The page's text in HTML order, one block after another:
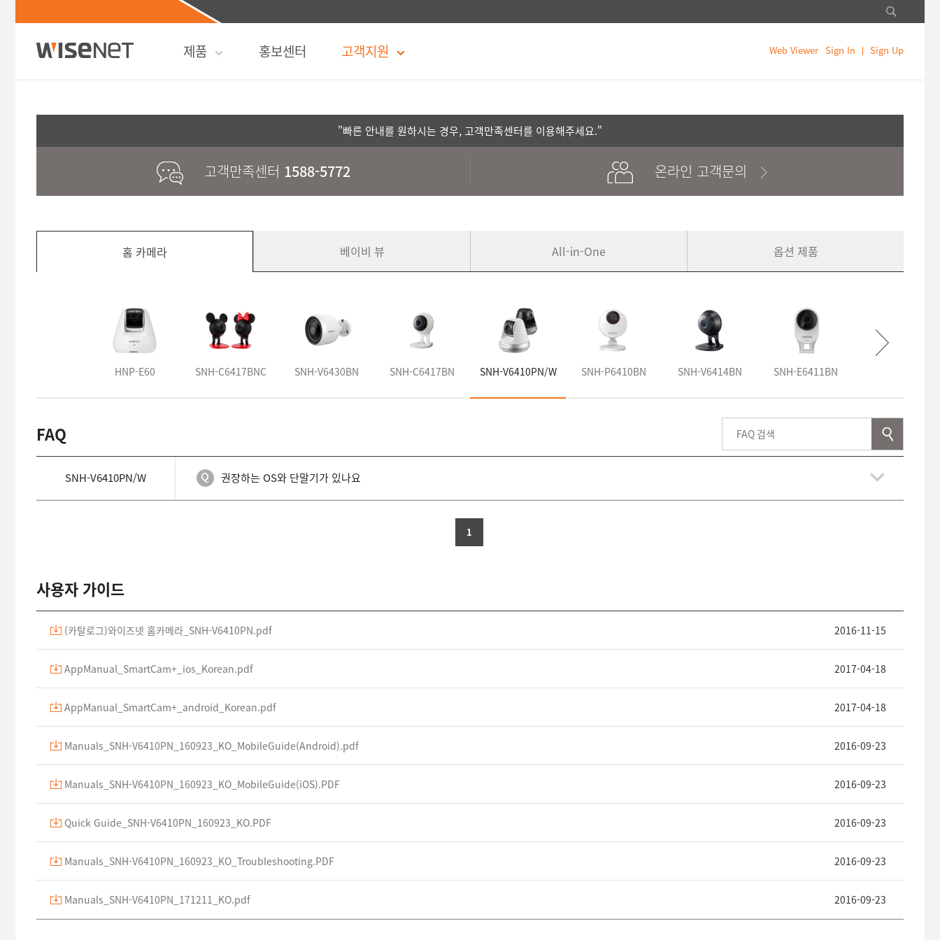
제품 홍보센터 고객지원 Web Viewer Sign In Sign Up
"빠른 안내를 원하시는 경우,고객만족센터를 이용해주세요."
고객만족센터 1588-5772 온라인 고객문의
홈 카메라 베이비 뷰 All-in-One 옵션 제품
HNP-E60 SNH-C6417BNC SNH-V6430BN SNH-C6417BN SNH-V6410PN/W SNH-P6410BN SNH-V6414BN SNH-E6411BN
FAQ
SNH-V6410PN/W 권장하는 OS와 단말기가 있나요
1
사용자 가이드
(카탈로그)와이즈넷 홈카메라_SNH-V6410PN.pdf 2016-11-15
AppManual_SmartCam+_ios_Korean.pdf 2017-04-18
AppManual_SmartCam+_android_Korean.pdf 2017-04-18
Manuals_SNH-V6410PN_160923_KO_MobileGuide(Android).pdf 2016-09-23
Manuals_SNH-V6410PN_160923_KO_MobileGuide(iOS).PDF 2016-09-23
Quick Guide_SNH-V6410PN_160923_KO.PDF 2016-09-23
Manuals_SNH-V6410PN_160923_KO_Troubleshooting.PDF 2016-09-23
Manuals_SNH-V6410PN_171211_KO.pdf 2016-09-23